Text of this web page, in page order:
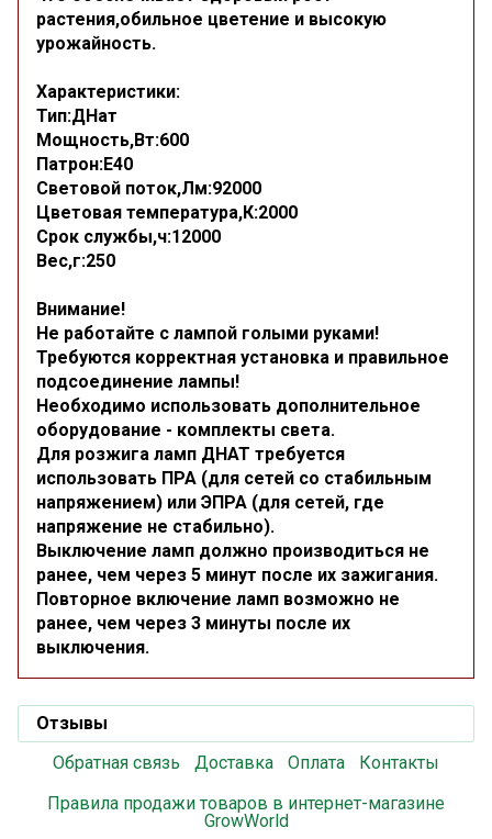
растения,обильное цветение и высокую
урожайность.
Характеристики:
Тип:ДНат
Мощность,Вт:600
Патрон:Е40
Световой поток,Лм:92000
Цветовая температура,К:2000
Срок службы,ч:12000
Вес,г:250
Внимание!
Не работайте с лампой голыми руками!
Требуются корректная установка и правильное
подсоединение лампы!
Необходимо использовать дополнительное
оборудование - комплекты света.
Для розжига ламп ДНАТ требуется
использовать ПРА (для сетей со стабильным
напряжением) или ЭПРА (для сетей, где
напряжение не стабильно).
Выключение ламп должно производиться не
ранее, чем через 5 минут после их зажигания.
Повторное включение ламп возможно не
ранее, чем через 3 минуты после их
выключения.
Отзывы
Обратная связь
Доставка Оплата
Контакты
Правила продажи товаров в интернет-магазине
GrowWorld